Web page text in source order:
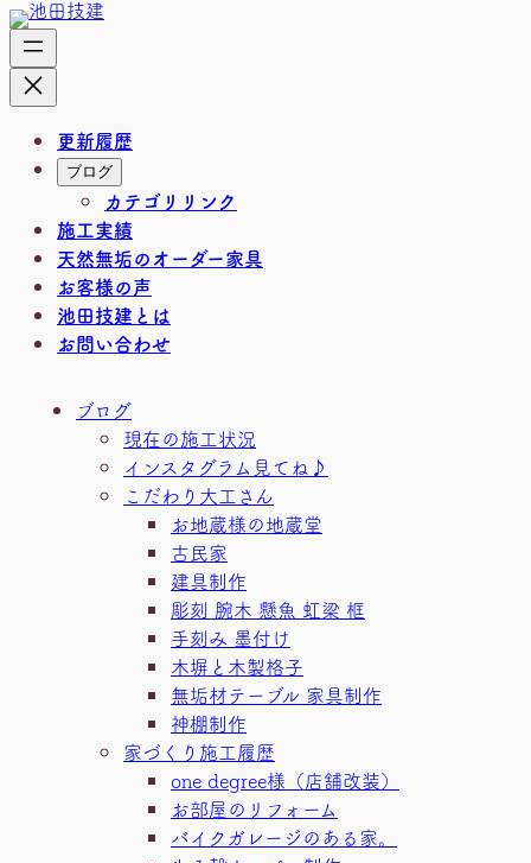
内
容
を
ス
更新履歴
ブログ
カテゴリリンク
施工実績
天然無垢のオーダー家具
お客様の声
池田技建とは
お問い合わせ
ブログ
現在の施工状況
インスタグラム見てね♪
こだわり大工さん
お地蔵様の地蔵堂
古民家
建具制作
彫刻 腕木 懸魚 虹梁 框
手刻み 墨付け
木塀と木製格子
無垢材テーブル 家具制作
神棚制作
家づくり施工履歴
one degree様（店舗改装）
お部屋のリフォーム
バイクガレージのある家。